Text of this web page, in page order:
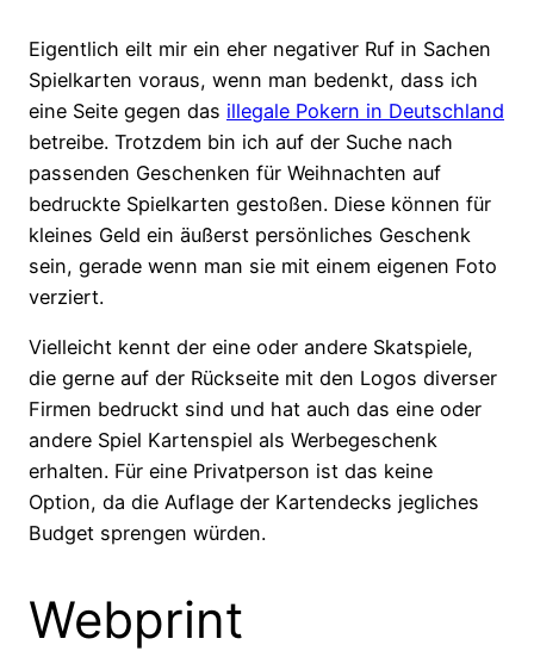
Eigentlich eilt mir ein eher negativer Ruf in Sachen
Spielkarten voraus, wenn man bedenkt, dass ich
eine Seite gegen das illegale Pokern in Deutschland
betreibe. Trotzdem bin ich auf der Suche nach
passenden Geschenken für Weihnachten auf
bedruckte Spielkarten gestoßen. Diese können für
kleines Geld ein äußerst persönliches Geschenk
sein, gerade wenn man sie mit einem eigenen Foto
verziert.
Vielleicht kennt der eine oder andere Skatspiele,
die gerne auf der Rückseite mit den Logos diverser
Firmen bedruckt sind und hat auch das eine oder
andere Spiel Kartenspiel als Werbegeschenk
erhalten. Für eine Privatperson ist das keine
Option, da die Auflage der Kartendecks jegliches
Budget sprengen würden.
Webprint